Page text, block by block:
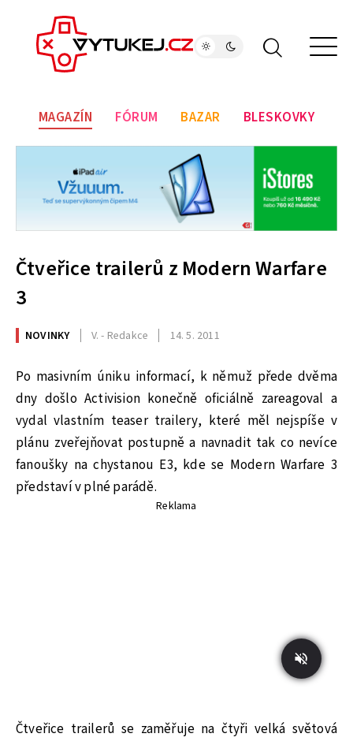
MAGAZÍN FÓRUM BAZAR BLESKOVKY
Čtveřice trailerů z Modern Warfare
3
NOVINKY V. - Redakce 14. 5. 2011
Po masivním úniku informací, k němuž přede dvěma
dny došlo Activision konečně oficiálně zareagoval a
vydal vlastním teaser trailery, které měl nejspíše v
plánu zveřejňovat postupně a navnadit tak co nevíce
fanoušky na chystanou E3, kde se Modern Warfare 3
představí v plné parádě.
Reklama
Čtveřice trailerů se zaměřuje na čtyři velká světová